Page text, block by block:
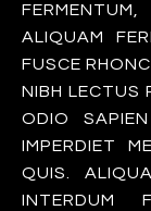
ALIQUAM
FUSCE
NIBH LECTUS
ODIO
IMPERDIET
QUIS.
INTERDUM